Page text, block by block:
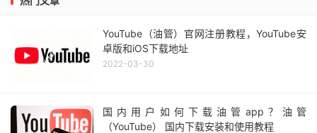
YouTube（油管）官网注册教程，YouTube安
卓版和iOS下载地址
2022-03-30
国内用户如何下载油管app？油管
（YouTube） 国内下载安装和使用教程